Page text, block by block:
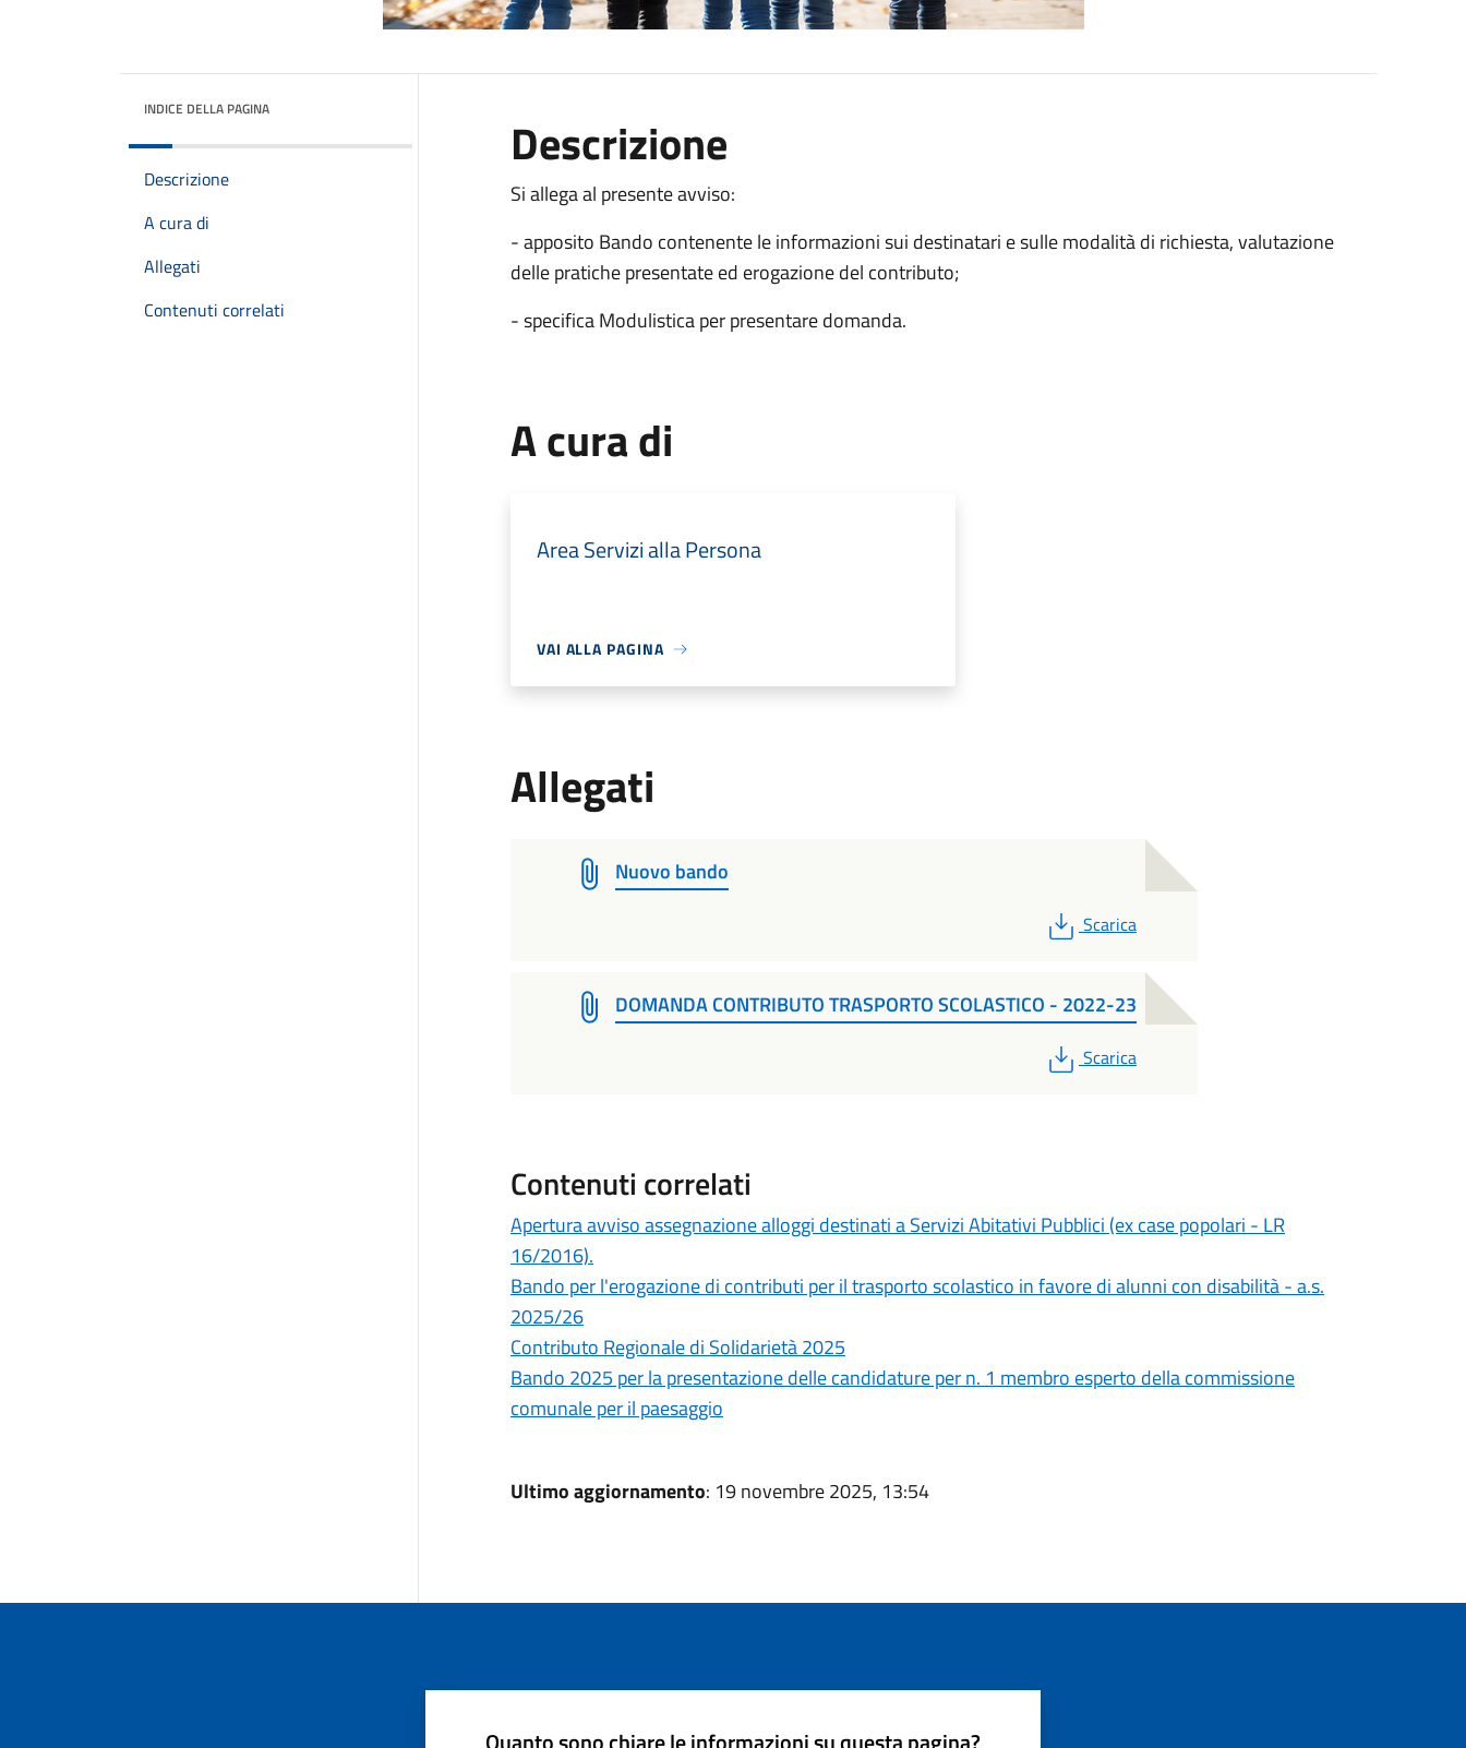
INDICE DELLA PAGINA
Descrizione
A cura di
Allegati
Contenuti correlati
Descrizione
Si allega al presente avviso:
- apposito Bando contenente le informazioni sui destinatari e sulle modalità di richiesta, valutazione
delle pratiche presentate ed erogazione del contributo;
- specifica Modulistica per presentare domanda.
A cura di
Area Servizi alla Persona
VAI ALLA PAGINA
Allegati
Nuovo bando
PDF
Scarica
DOMANDA CONTRIBUTO TRASPORTO SCOLASTICO - 2022-23
PDF
Scarica
Contenuti correlati
Apertura avviso assegnazione alloggi destinati a Servizi Abitativi Pubblici (ex case popolari - LR
16/2016).
Bando per l'erogazione di contributi per il trasporto scolastico in favore di alunni con disabilità - a.s.
2025/26
Contributo Regionale di Solidarietà 2025
Bando 2025 per la presentazione delle candidature per n. 1 membro esperto della commissione
comunale per il paesaggio
Ultimo aggiornamento: 19 novembre 2025, 13:54